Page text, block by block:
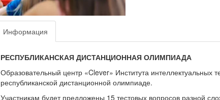
Информация
РЕСПУБЛИКАНСКАЯ ДИСТАНЦИОННАЯ ОЛИМПИАДА
Образовательный центр «Clever» Института интеллектуальных
республиканской дистанционной олимпиаде.
Участникам будет предложены 15 тестовых вопросов разной